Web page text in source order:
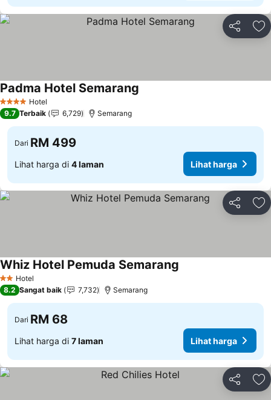
Kongsi
4 BintangHotel
Padma Hotel Semarang
9.7 Terbaik 6,729 Semarang
Dari RM 499
Lihat harga di 4 laman Lihat harga
Kongsi
2 Bintang
Hotel
Whiz Hotel Pemuda Semarang
8.2 Sangat baik 7,732 Semarang
Dari RM 68
Lihat harga di 7 laman Lihat harga
Kongsi